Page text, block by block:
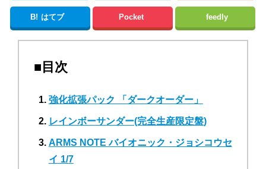
B! はてブ Pocket feedly
■目次
強化拡張パック 「ダークオーダー」
レインボーサンダー(完全生産限定盤)
ARMS NOTE バイオニック・ジョシコウセ
イ 1/7